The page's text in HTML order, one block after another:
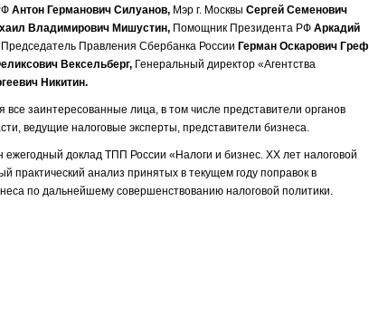
Антон Германович Силуанов, Мэр г. МосквыСергей Семенович
Владимирович Мишустин, Помощник Президента РФ Аркадий
Правления Сбербанка России Герман Оскарович Греф
Вексельберг, Генеральный директор «Агентства
Никитин.
заинтересованные лица, в том числе представители органов
ведущие налоговые эксперты, представители бизнеса.
доклад ТПП России «Налоги и бизнес. XX лет налоговой
практический анализ принятых в текущем году поправок в
по дальнейшему совершенствованию налоговой политики.